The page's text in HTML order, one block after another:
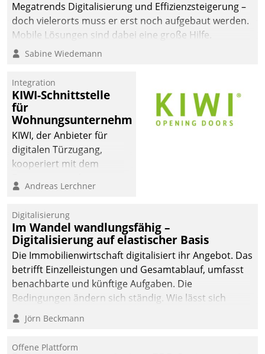
Megatrends Digitalisierung und Effizienzsteigerung –
doch vielerorts muss er erst noch aufgebaut werden.
Mobile Lösungen sind dabei eine große Hilfe.
Sabine Wiedemann
Integration
KIWI-Schnittstelle
für
Wohnungsunternehmen
KIWI, der Anbieter für
digitalen Türzugang,
kooperiert mit dem
Softwareentwicklungshaus
Andreas Lerchner
Digitalisierung
Im Wandel wandlungsfähig –
Digitalisierung auf elastischer Basis
Die Immobilienwirtschaft digitalisiert ihr Angebot. Das
betrifft Einzelleistungen und Gesamtablauf, umfasst
benachbarte und künftige Aufgaben. Die
Bedingungen ändern sich ständig. Wie lässt sich
technisch die Kontrolle wahren und zugleich Freiraum
fürs Wachsen öffnen?
Jörn Beckmann
Offene Plattform